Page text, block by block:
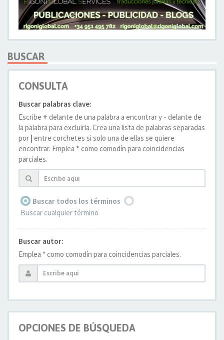
BUSCAR
CONSULTA
Buscar palabras clave:
Escribe + delante de una palabra a encontrar y - delante de
la palabra para excluirla. Crea una lista de palabras separadas
por | entre corchetes si solo una de ellas se quiere
encontrar. Emplea * como comodín para coincidencias
parciales.
Buscar todos los términos
Buscar cualquier término
Buscar autor:
Emplea * como comodín para coincidencias parciales.
OPCIONES DE BÚSQUEDA